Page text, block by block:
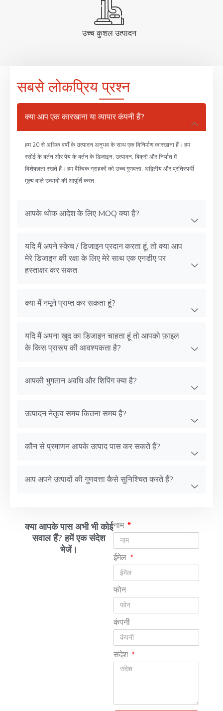
उच्च कुशल उत्पादन
सबसे लोकप्रिय प्रश्न
क्या आप एक कारखाना या व्यापार कंपनी हैं?
हम 20 से अधिक वर्षों के उत्पादन अनुभव के साथ एक विनिर्माण कारखाना हैं। हम
रसोई के बर्तन और पेय के बर्तन के डिजाइन, उत्पादन, बिक्री और निर्यात में
विशेषज्ञता रखते हैं। हम वैश्विक ग्राहकों को उच्च गुणवत्ता, अद्वितीय और प्रतिस्पर्धी
मूल्य वाले उत्पादों की आपूर्ति करत
आपके थोक आदेश के लिए MOQ क्या है?
यदि मैं अपने स्केच / डिजाइन प्रदान करता हूं, तो क्या आप
मेरे डिजाइन की रक्षा के लिए मेरे साथ एक एनडीए पर
हस्ताक्षर कर सकत
क्या मैं नमूने प्राप्त कर सकता हूं?
यदि मैं अपना खुद का डिजाइन चाहता हूं तो आपको फ़ाइल
के किस प्रारूप की आवश्यकता है?
आपकी भुगतान अवधि और शिपिंग क्या है?
उत्पादन नेतृत्व समय कितना समय है?
कौन से प्रमाणन आपके उत्पाद पास कर सकते हैं?
आप अपने उत्पादों की गुणवत्ता कैसे सुनिश्चित करते हैं?
क्या आपके पास अभी भी कोई
सवाल हैं? हमें एक संदेश
भेजें।
नाम
ईमेल
फोन
कंपनी
संदेश